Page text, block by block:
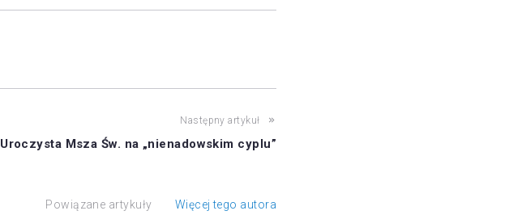
Następny artykuł
Uroczysta Msza Św. na „nienadowskim cyplu”
Powiązane artykuły Więcej tego autora